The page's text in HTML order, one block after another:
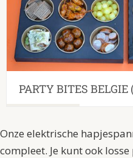
PARTY BITES BELGIE
Onze elektrische
compleet. Je kunt ook